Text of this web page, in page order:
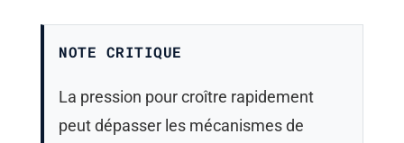
NOTE CRITIQUE
La pression pour croître rapidement
peut dépasser les mécanismes de